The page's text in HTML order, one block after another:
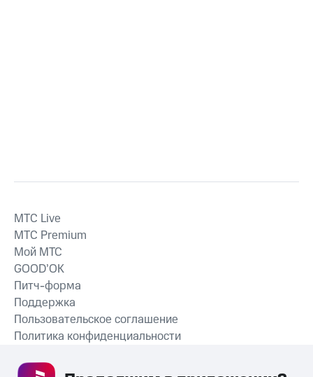
MTС Live
MTС Premium
Мой МТС
GOOD’OK
Питч-форма
Поддержка
Пользовательское соглашение
Политика конфиденциальности